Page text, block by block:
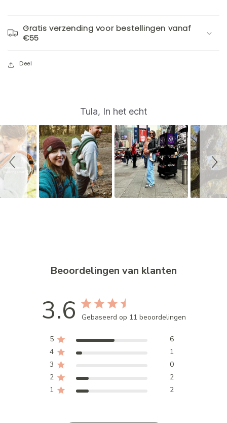
Gratis verzending voor bestellingen vanaf
€55
Deel
i
d
e
s
h
o
Tula, In het echt
Beoordelingen van klanten
3.6 Gebaseerd op 11 beoordelingen
5
6
4
1
3
0
2
2
1
2